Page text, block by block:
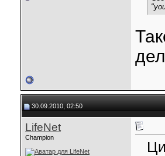
30.09.2010, 02:50
LifeNet
Champion